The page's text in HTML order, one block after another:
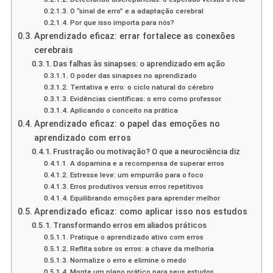
O “sinal de erro” e a adaptação cerebral
Por que isso importa para nós?
Aprendizado eficaz: errar fortalece as conexões
cerebrais
Das falhas às sinapses: o aprendizado em ação
O poder das sinapses no aprendizado
Tentativa e erro: o ciclo natural do cérebro
Evidências científicas: o erro como professor
Aplicando o conceito na prática
Aprendizado eficaz: o papel das emoções no
aprendizado com erros
Frustração ou motivação? O que a neurociência diz
A dopamina e a recompensa de superar erros
Estresse leve: um empurrão para o foco
Erros produtivos versus erros repetitivos
Equilibrando emoções para aprender melhor
Aprendizado eficaz: como aplicar isso nos estudos
Transformando erros em aliados práticos
Pratique o aprendizado ativo com erros
Reflita sobre os erros: a chave da melhoria
Normalize o erro e elimine o medo